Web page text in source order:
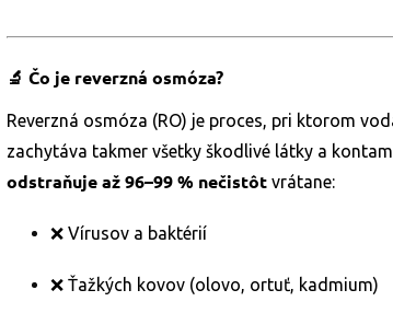
🔬 Čo je reverzná osmóza?
Reverzná osmóza (RO) je proces, pri ktorom
zachytáva takmer všetky škodlivé látky a
odstraňuje až 96–99 % nečistôt vrátane:
❌ Vírusov a baktérií
❌ Ťažkých kovov (olovo, ortuť, kadmium)